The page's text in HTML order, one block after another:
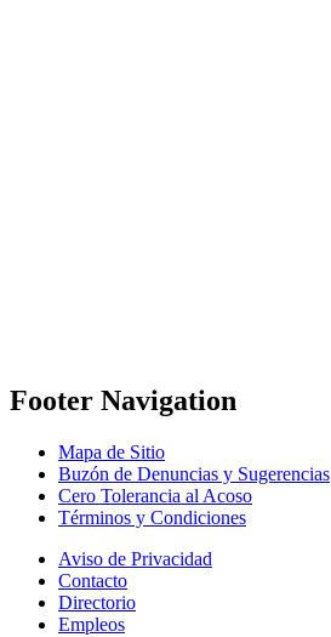
Footer Navigation
Mapa de Sitio
Buzón de Denuncias y Sugerencias
Cero Tolerancia al Acoso
Términos y Condiciones
Aviso de Privacidad
Contacto
Directorio
Empleos